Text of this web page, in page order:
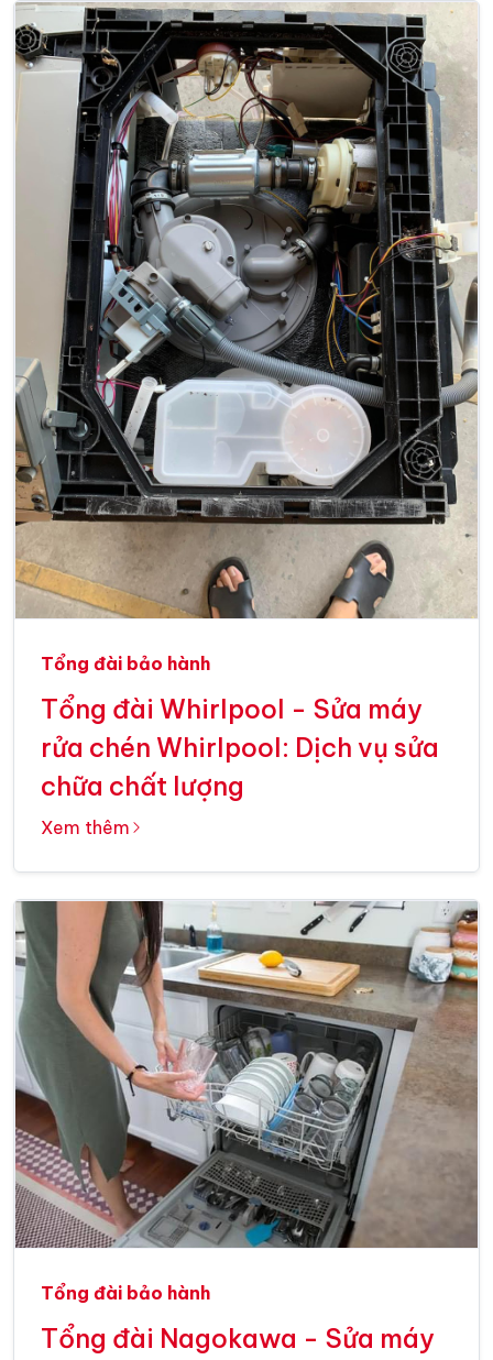
Tổng đài bảo hành
Tổng đài Whirlpool - Sửa máy
rửa chén Whirlpool: Dịch vụ sửa
chữa chất lượng
Xem thêm
Tổng đài bảo hành
Tổng đài Nagokawa - Sửa máy